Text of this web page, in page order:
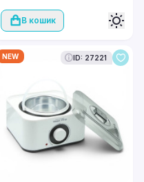
В кошик
NEW ID: 27221